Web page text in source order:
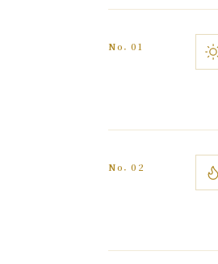
No. 01
No. 02